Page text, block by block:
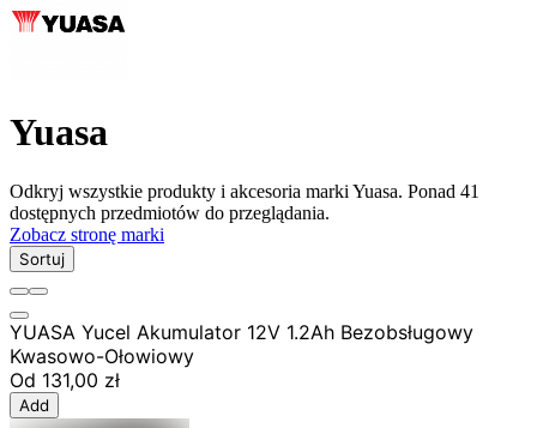
Yuasa
Odkryj wszystkie produkty i akcesoria marki Yuasa. Ponad 41
dostępnych przedmiotów do przeglądania.
Zobacz stronę marki
Sortuj
YUASA Yucel Akumulator 12V 1.2Ah Bezobsługowy
Kwasowo-Ołowiowy
Od 131,00 zł
Add